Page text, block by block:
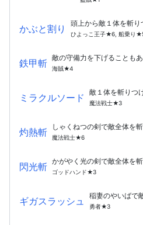
かぶと割り 頭上から敵１体を斬
ひよっこ王子★6, 船乗り
鉄甲斬 敵の守備力を下げることも
海賊★4
ミラクルソード 敵１体を斬りつ
魔法戦士★3
灼熱斬 しゃくねつの剣で敵全体を
魔法戦士★6
閃光斬 かがやく光の剣で敵全体を
ゴッドハンド★3
ギガスラッシュ 勇者★3